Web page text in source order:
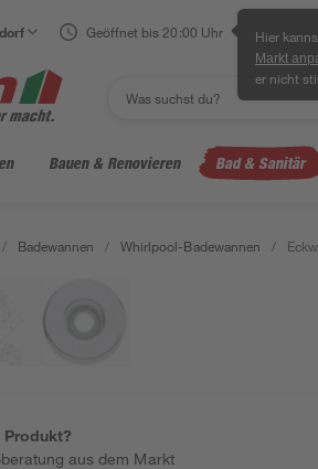
Geöffnet bis 20:00 Uhr Hier
Markt
er nicht
Bauen & Renovieren Bad & Sanitär
/ Badewannen / Whirlpool-Badewannen /
Produkt?
aus dem Markt